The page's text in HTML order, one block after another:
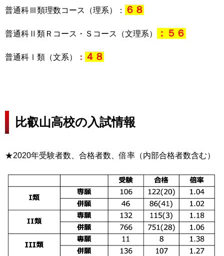
普通科Ⅲ類理数コース（理系）： ６８
普通科Ⅱ類Ｒコース・Ｓコース（文理系） ：５６
普通科Ⅰ類（文系） ： ４８
比叡山高校の入試情報
★2020年受験者数、合格者数、倍率（内部合格者数含む）